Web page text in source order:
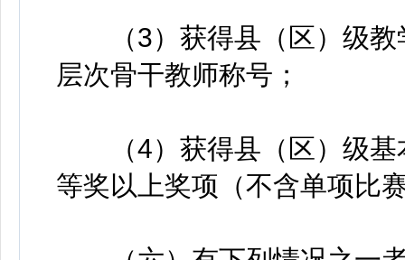
（3）获得县（区）级教
层次骨干教师称号；
（4）获得县（区）级基
等奖以上奖项（不含单项比